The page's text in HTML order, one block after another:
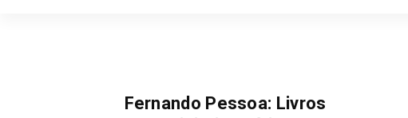
Fernando Pessoa: Livros